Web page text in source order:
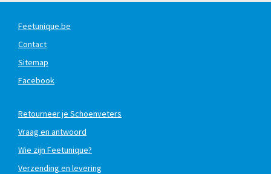
Feetunique.be
Contact
Sitemap
Facebook
Retourneer je Schoenveters
Vraag en antwoord
Wie zijn Feetunique?
Verzending en levering